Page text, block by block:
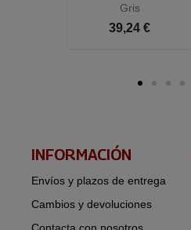
Gris
39,24 €
INFORMACIÓN​
Envíos y plazos de entrega
Cambios y devoluciones